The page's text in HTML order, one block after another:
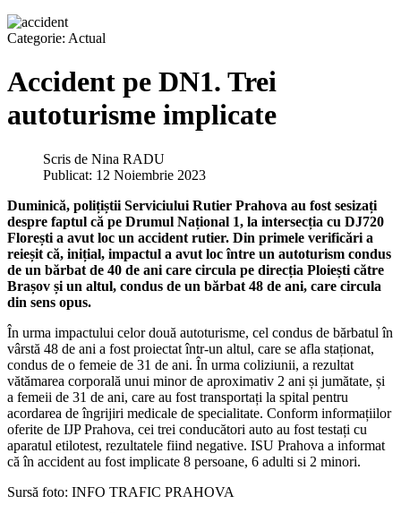
Categorie: Actual
Accident pe DN1. Trei
autoturisme implicate
Scris de Nina RADU
Publicat: 12 Noiembrie 2023
Duminică, polițiștii Serviciului Rutier Prahova au fost sesizați
despre faptul că pe Drumul Național 1, la intersecția cu DJ720
Florești a avut loc un accident rutier. Din primele verificări a
reieșit că, inițial, impactul a avut loc între un autoturism condus
de un bărbat de 40 de ani care circula pe direcția Ploiești către
Brașov și un altul, condus de un bărbat 48 de ani, care circula
din sens opus.
În urma impactului celor două autoturisme, cel condus de bărbatul în
vârstă 48 de ani a fost proiectat într-un altul, care se afla staționat,
condus de o femeie de 31 de ani. În urma coliziunii, a rezultat
vătămarea corporală unui minor de aproximativ 2 ani și jumătate, și
a femeii de 31 de ani, care au fost transportați la spital pentru
acordarea de îngrijiri medicale de specialitate. Conform informațiilor
oferite de IJP Prahova, cei trei conducători auto au fost testați cu
aparatul etilotest, rezultatele fiind negative. ISU Prahova a informat
că în accident au fost implicate 8 persoane, 6 adulti si 2 minori.
Sursă foto: INFO TRAFIC PRAHOVA